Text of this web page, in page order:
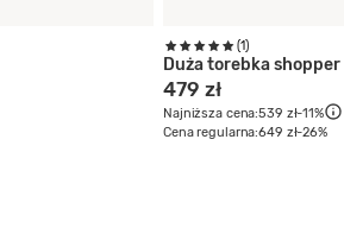
(1)
Duża torebka shopper
479 zł
Najniższa cena:539 zł-11%
Cena regularna:649 zł-26%